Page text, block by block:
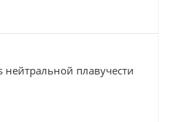
плавучести